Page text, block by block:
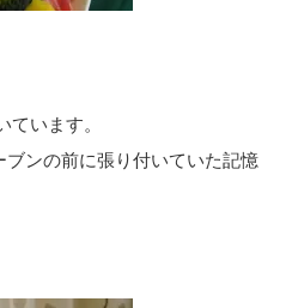
います。
ンの前に張り付いていた記憶